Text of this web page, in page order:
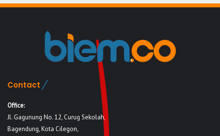
Contact
Office:
Jl. Gagunung No. 12, Curug Sekolah,
Bagendung, Kota Cilegon,